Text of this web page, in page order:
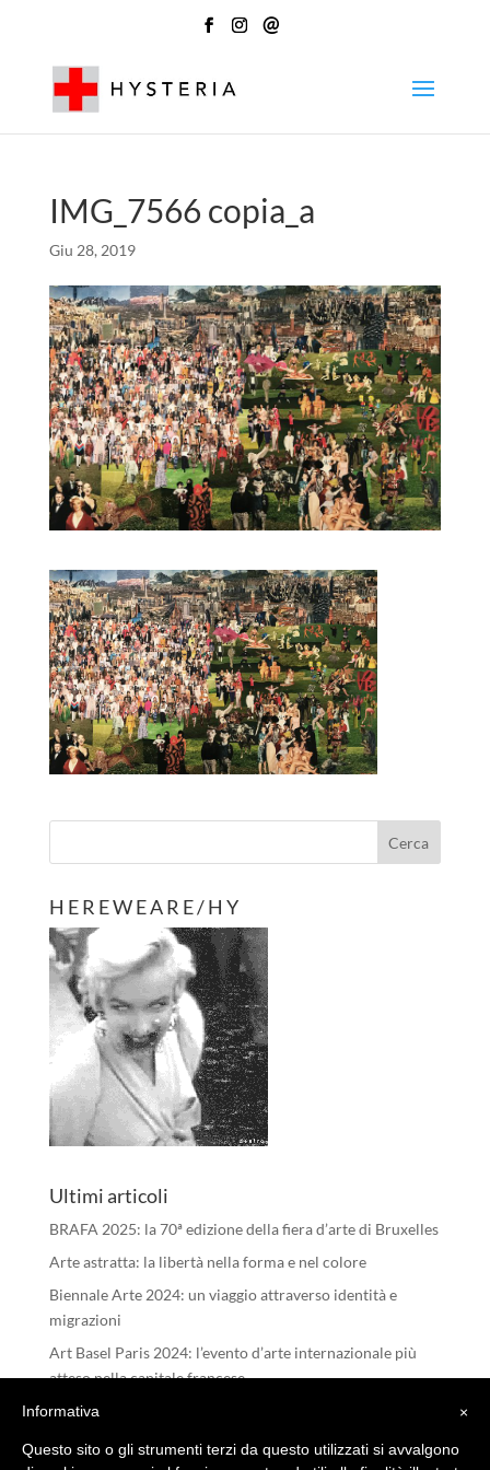
@
IMG_7566 copia_a
Giu 28, 2019
H E R E W E A R E / H Y
Ultimi articoli
BRAFA 2025: la 70ª edizione della fiera d’arte di Bruxelles
Arte astratta: la libertà nella forma e nel colore
Biennale Arte 2024: un viaggio attraverso identità e
migrazioni
Art Basel Paris 2024: l’evento d’arte internazionale più
atteso nella capitale francese
I RIFLESSI DELL’ANIMA – Michele Tombolini
×
Informativa
Questo sito o gli strumenti terzi da questo utilizzati si avvalgono